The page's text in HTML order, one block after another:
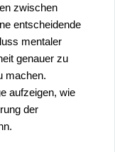
zwischen
entscheidende
mentaler
genauer zu
machen.
aufzeigen, wie
der